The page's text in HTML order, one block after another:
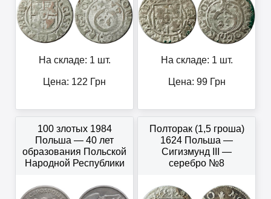
На складе: 1 шт.
Цена: 122 Грн
На складе: 1 шт.
Цена: 99Грн
100 злотых 1984
Польша — 40 лет
образования Польской
Народной Республики
Полторак (1,5 гроша)
1624 Польша —
Сигизмунд III —
серебро №8